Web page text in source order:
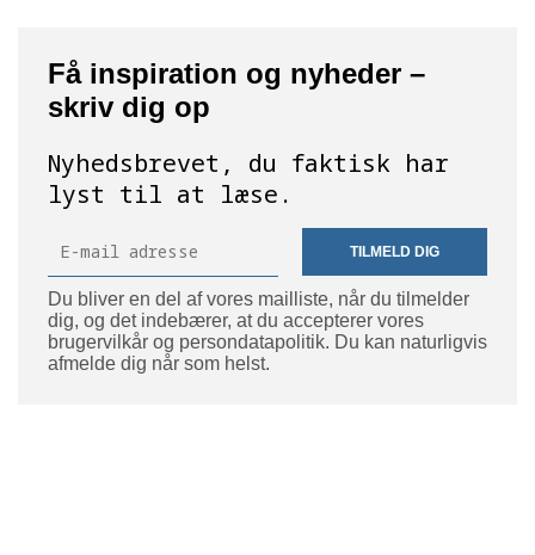
Få inspiration og nyheder –
skriv dig op
Nyhedsbrevet, du faktisk har
lyst til at læse.
TILMELD DIG
Du bliver en del af vores mailliste, når du tilmelder
dig, og det indebærer, at du accepterer vores
brugervilkår og persondatapolitik. Du kan naturligvis
afmelde dig når som helst.